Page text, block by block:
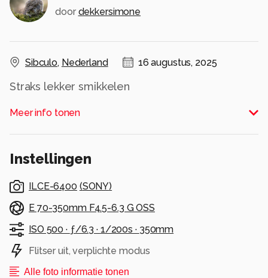
door dekkersimone
Sibculo, Nederland 16 augustus, 2025
Straks lekker smikkelen
Alle rechten voorbehouden
Meer info tonen
Instellingen
ILCE-6400 (SONY)
E 70-350mm F4.5-6.3 G OSS
ISO 500 · ƒ/6.3 · 1/200s · 350mm
Flitser uit, verplichte modus
Alle foto informatie tonen